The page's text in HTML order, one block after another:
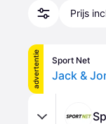
Prijs
advertentie Sport Net
Jack &